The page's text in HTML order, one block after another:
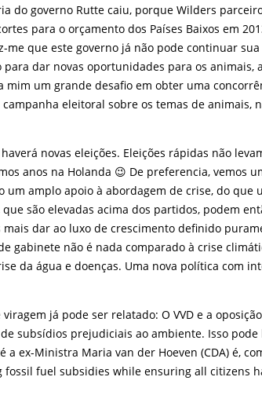
do governo Rutte caiu, porque Wilders
para o orçamento dos Países Baixos em
me que este governo já não pode continuar
para dar novas oportunidades para os animais,
mim um grande desafio em obter uma
eleitoral sobre os temas de animais,
novas eleições. Eleições rápidas não
anos na Holanda 😉 De preferencia, vemos
um amplo apoio à abordagem de crise, do que
que são elevadas acima dos partidos, podem
mais dar ao luxo de crescimento definido
gabinete não é nada comparado à crise
da água e doenças. Uma nova política com
já pode ser relatado: O VVD e a
subsídios prejudiciais ao ambiente. Isso
a ex-Ministra Maria van der Hoeven (CDA) é,
fossil fuel subsidies while ensuring all citizens